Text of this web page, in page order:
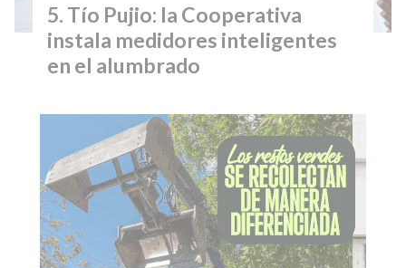
Tío Pujio: la Cooperativa
instala medidores inteligentes
en el alumbrado